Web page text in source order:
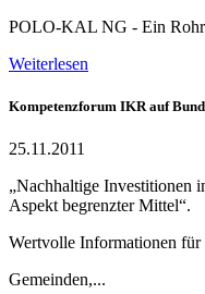
POLO-KAL NG - Ein
Weiterlesen
Kompetenzforum IKR auf
25.11.2011
„Nachhaltige Investitionen
Aspekt begrenzter Mittel“.
Wertvolle Informationen für
Gemeinden,...